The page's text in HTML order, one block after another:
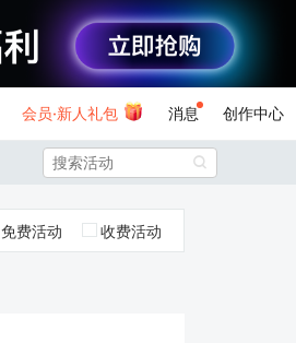
会员·新人礼包 消息 创作中心

免费活动 收费活动